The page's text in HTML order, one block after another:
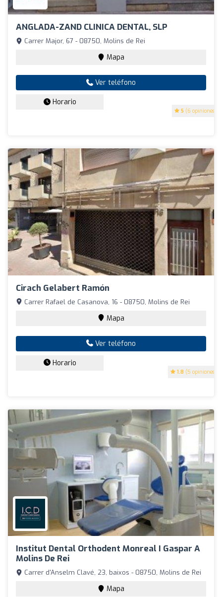
ANGLADA-ZAND CLINICA DENTAL, SLP
5 (6 opiniones)
Carrer Major, 67 - 08750, Molins de Rei
Mapa
Ver teléfono
Horario
Cirach Gelabert Ramón
1.8 (5 opiniones)
Carrer Rafael de Casanova, 16 - 08750, Molins de Rei
Mapa
Ver teléfono
Horario
Institut Dental Orthodent Monreal I Gaspar A
Molins De Rei
Carrer d'Anselm Clavé, 23, baixos - 08750, Molins de Rei
Mapa